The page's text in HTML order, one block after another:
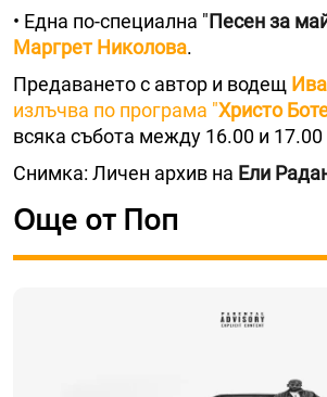
• Една по-специална "Песен за
Маргрет Николова.
Предаването с автор и водещ
излъчва по програма "Христо
всяка събота между 16.00 и 17.00
Снимка: Личен архив на Ели
Още от Поп